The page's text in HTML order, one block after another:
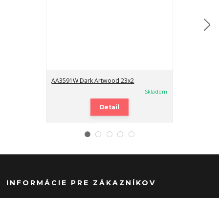
AA3591W Dark Artwood 23x2
Skladom
Detail
INFORMÁCIE PRE ZÁKAZNÍKOV